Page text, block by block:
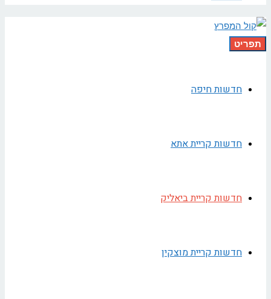
תפריט
חדשות חיפה
חדשות קריית אתא
חדשות קריית ביאליק
חדשות קריית מוצקין